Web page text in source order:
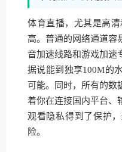
体育直播，尤其是高
高。普通的网络通道容
音加速线路和游戏加速
据说能到独享100M的
可能。同时，所有的数
着你在连接国内平台、
观看隐私得到了保护
险。